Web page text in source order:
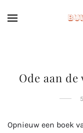
Ode aan
Opnieuw een boek